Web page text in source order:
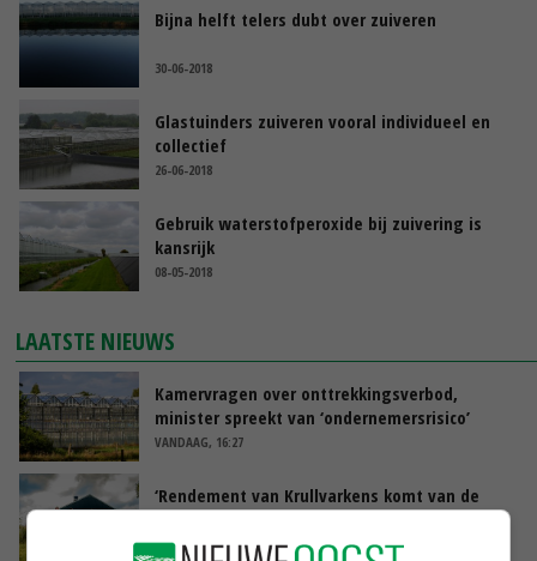
Bijna helft telers dubt over zuiveren
30-06-2018
Glastuinders zuiveren vooral individueel en
collectief
26-06-2018
Gebruik waterstofperoxide bij zuivering is
kansrijk
08-05-2018
LAATSTE NIEUWS
Kamervragen over onttrekkingsverbod,
minister spreekt van ‘ondernemersrisico’
VANDAAG, 16:27
‘Rendement van Krullvarkens komt van de
VANDAAG, 15:30